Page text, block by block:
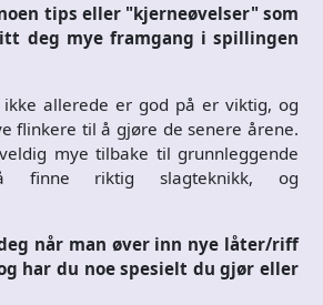
tips eller "kjerneøvelser" som
deg mye framgang i spillingen
allerede er god på er viktig, og
flinkere til å gjøre de senere årene.
mye tilbake til grunnleggende
finne riktig slagteknikk, og
når man øver inn nye låter/riff
har du noe spesielt du gjør eller